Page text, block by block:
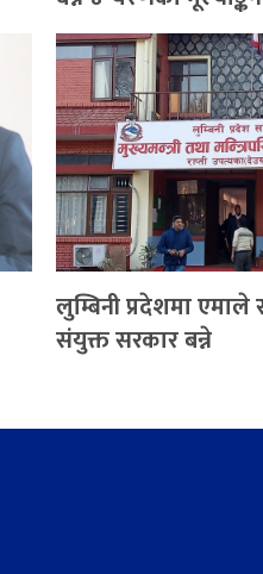
लुम्बिनी प्रदेशमा
संयुक्त सरकार बन्ने